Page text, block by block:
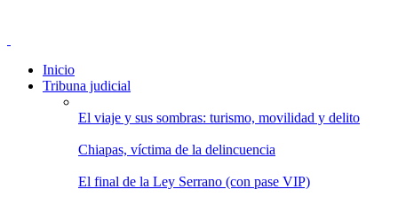
Inicio
Tribuna judicial
El viaje y sus sombras: turismo, movilidad y delito
Chiapas, víctima de la delincuencia
El final de la Ley Serrano (con pase VIP)